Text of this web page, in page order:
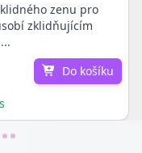
zenu pro
zklidňujícím
Do košíku